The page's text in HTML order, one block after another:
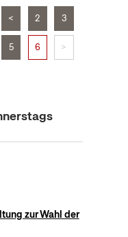
< 2 3
5 6 >
zur Wahl der